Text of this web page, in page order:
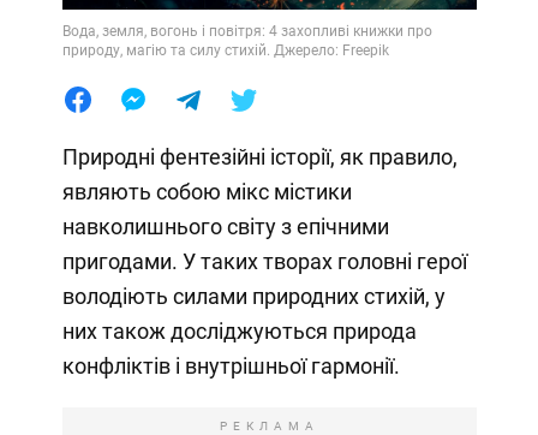
Вода, земля, вогонь і повітря: 4 захопливі книжки про
природу, магію та силу стихій. Джерело: Freepik
Природні фентезійні історії, як правило,
являють собою мікс містики
навколишнього світу з епічними
пригодами. У таких творах головні герої
володіють силами природних стихій, у
них також досліджуються природа
конфліктів і внутрішньої гармонії.
РЕКЛАМА